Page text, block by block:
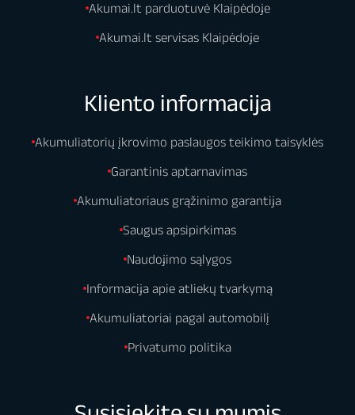
Akumai.lt parduotuvė Klaipėdoje
Akumai.lt servisas Klaipėdoje
Kliento informacija
Akumuliatorių įkrovimo paslaugos teikimo taisyklės
Garantinis aptarnavimas
Akumuliatoriaus grąžinimo garantija
Saugus apsipirkimas
Naudojimo sąlygos
Informacija apie atliekų tvarkymą
Akumuliatoriai pagal automobilį
Privatumo politika